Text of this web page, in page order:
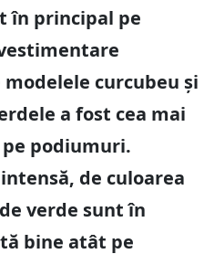
în principal pe
curcubeu și
a fost cea mai
podiumuri.
de culoarea
verde sunt în
bine atât pe